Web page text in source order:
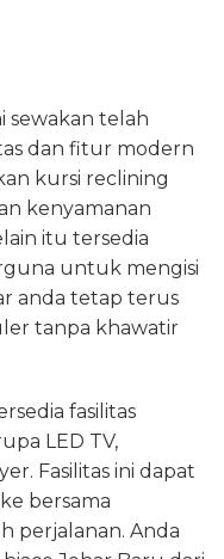
sewakan telah
dan fitur modern
kursi reclining
kenyamanan
itu tersedia
untuk mengisi
anda tetap terus
tanpa khawatir
fasilitas
LED TV,
Fasilitas ini dapat
bersama
perjalanan. Anda